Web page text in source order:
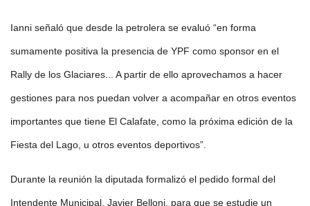
Ianni señaló que desde la petrolera se evaluó “en forma
sumamente positiva la presencia de YPF como sponsor en el
Rally de los Glaciares... A partir de ello aprovechamos a hacer
gestiones para nos puedan volver a acompañar en otros eventos
importantes que tiene El Calafate, como la próxima edición de la
Fiesta del Lago, u otros eventos deportivos”.
Durante la reunión la diputada formalizó el pedido formal del
Intendente Municipal, Javier Belloni, para que se estudie un